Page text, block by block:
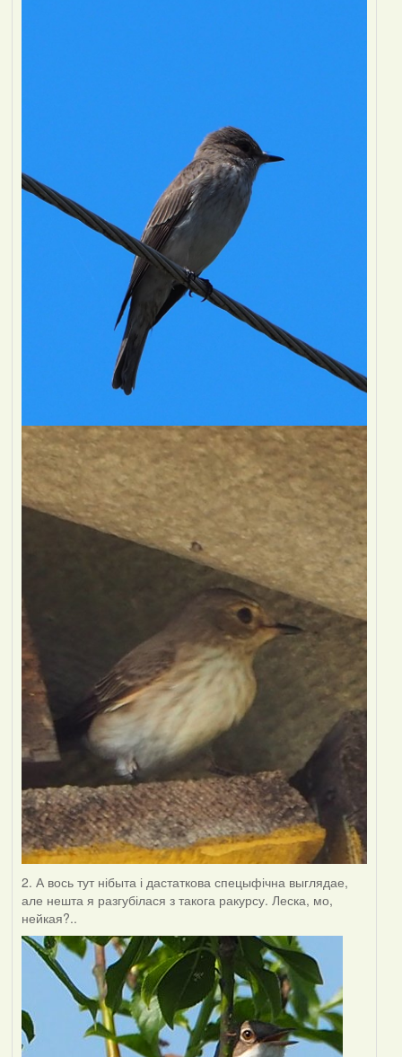
2. А вось тут нібыта і дастаткова спецыфічна выглядае,
але нешта я разгубілася з такога ракурсу. Леска, мо,
нейкая?..